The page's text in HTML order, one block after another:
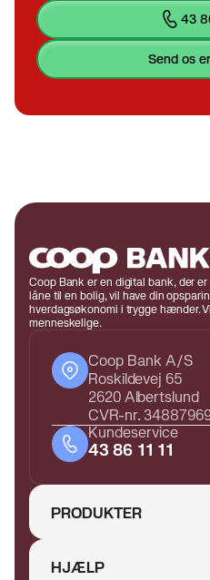
43
send os
Coop Bank er en digital bank, der
låne til en bolig, vil have din
hverdagsøkonomi i trygge hænder.
menneskelige.
Coop Bank A/S
Roskildevej 65
2620 Albertslund
CVR-nr.
Kundeservice
43 86 11 11
PRODUKTER
HJÆLP